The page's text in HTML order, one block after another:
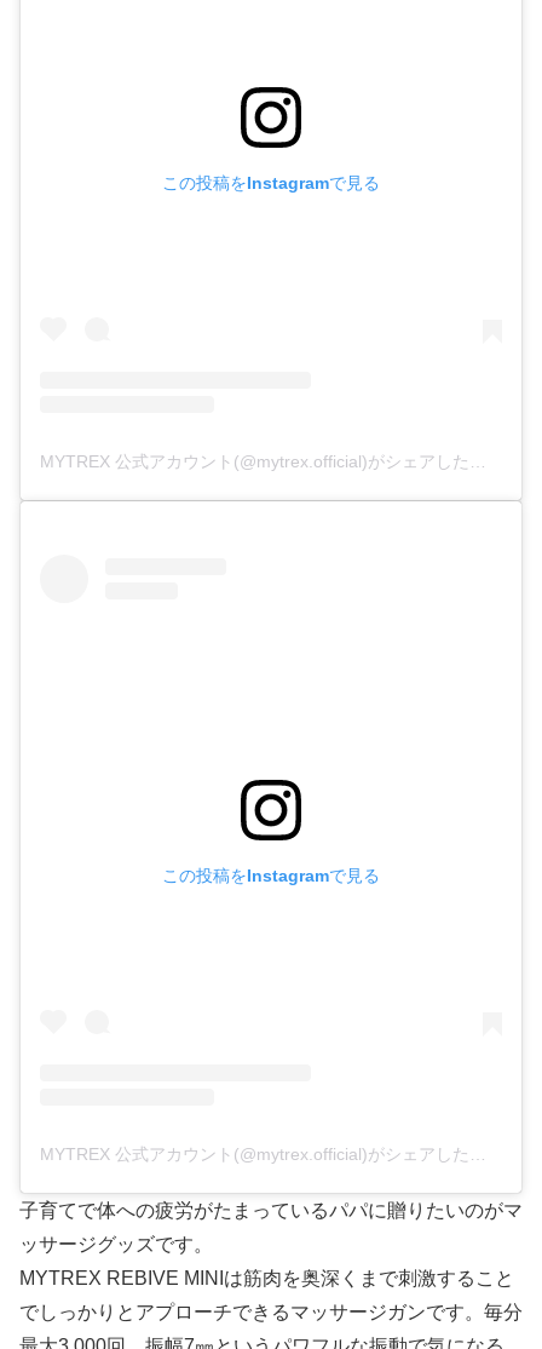
この投稿をInstagramで見る
この投稿をInstagramで見る
子育てで体への疲労がたまっているパパに贈りたいのがマ
ッサージグッズです。
MYTREX REBIVE MINIは筋肉を奥深くまで刺激すること
でしっかりとアプローチできるマッサージガンです。毎分